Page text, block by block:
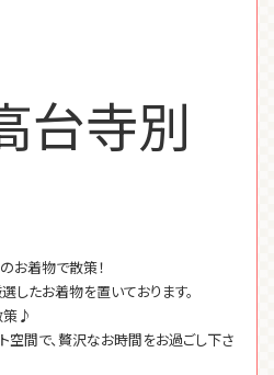
台寺別
お着物で散策！
したお着物を置いております。
策♪
空間で、贅沢なお時間をお過ごし下さ